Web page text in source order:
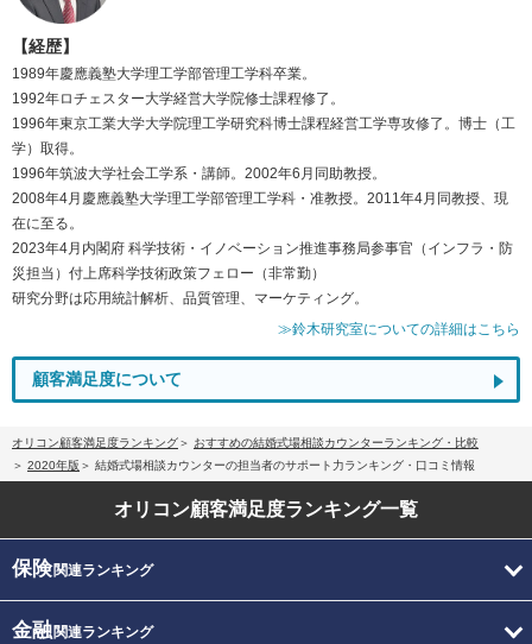
【経歴】
1989年慶應義塾大学理工学部管理工学科卒業。
1992年ロチェスター大学経営大学院修士課程修了。
1996年東京工業大学大学院理工学研究科博士課程経営工学専攻修了。博士（工
学）取得。
1996年筑波大学社会工学系・講師。2002年6月同助教授。
2008年4月慶應義塾大学理工学部管理工学科・准教授。2011年4月同教授、現
在に至る。
2023年4月内閣府 科学技術・イノベーション推進事務局参事官（インフラ・防
災担当）付上席科学技術政策フェロー（非常勤）
研究分野は応用統計解析、品質管理、マーケティング。
≫鈴木研究室についての詳細はこちら
顧客満足度について
オリコン顧客満足度ランキング
おすすめの結婚式場相談カウンターランキング・比較
2020年版
結婚式場相談カウンターの担当者のサポート力ランキング・口コミ情報
オリコン顧客満足度ランキング一覧
保険関連ランキング
金融関連ランキング